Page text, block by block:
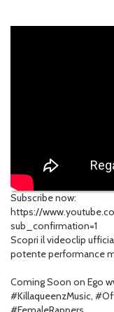
Subscribe now:
https://
sub_confirmation=1
Scopri il videoclip
potente performance
Coming Soon on Ego
#KillaqueenzMusic,